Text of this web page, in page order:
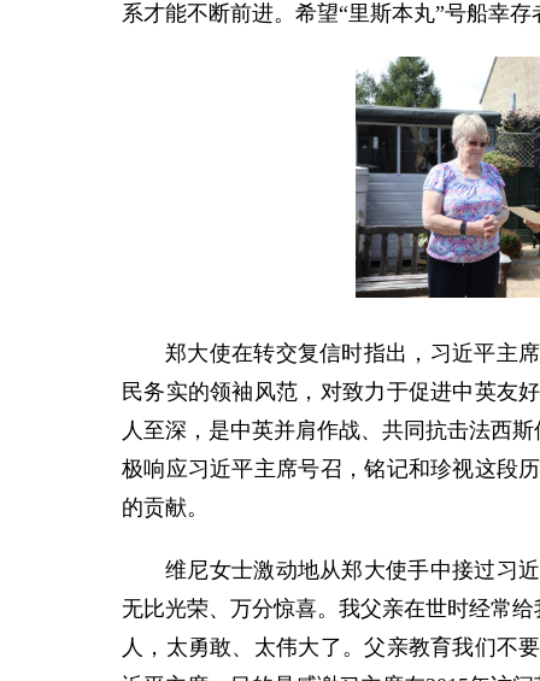
系才能不断前进。希望“里斯本丸”号船幸
郑大使在转交复信时指出，习近平主
民务实的领袖风范，对致力于促进中英友
人至深，是中英并肩作战、共同抗击法西
极响应习近平主席号召，铭记和珍视这段
的贡献。
维尼女士激动地从郑大使手中接过习
无比光荣、万分惊喜。我父亲在世时经常
人，太勇敢、太伟大了。父亲教育我们不